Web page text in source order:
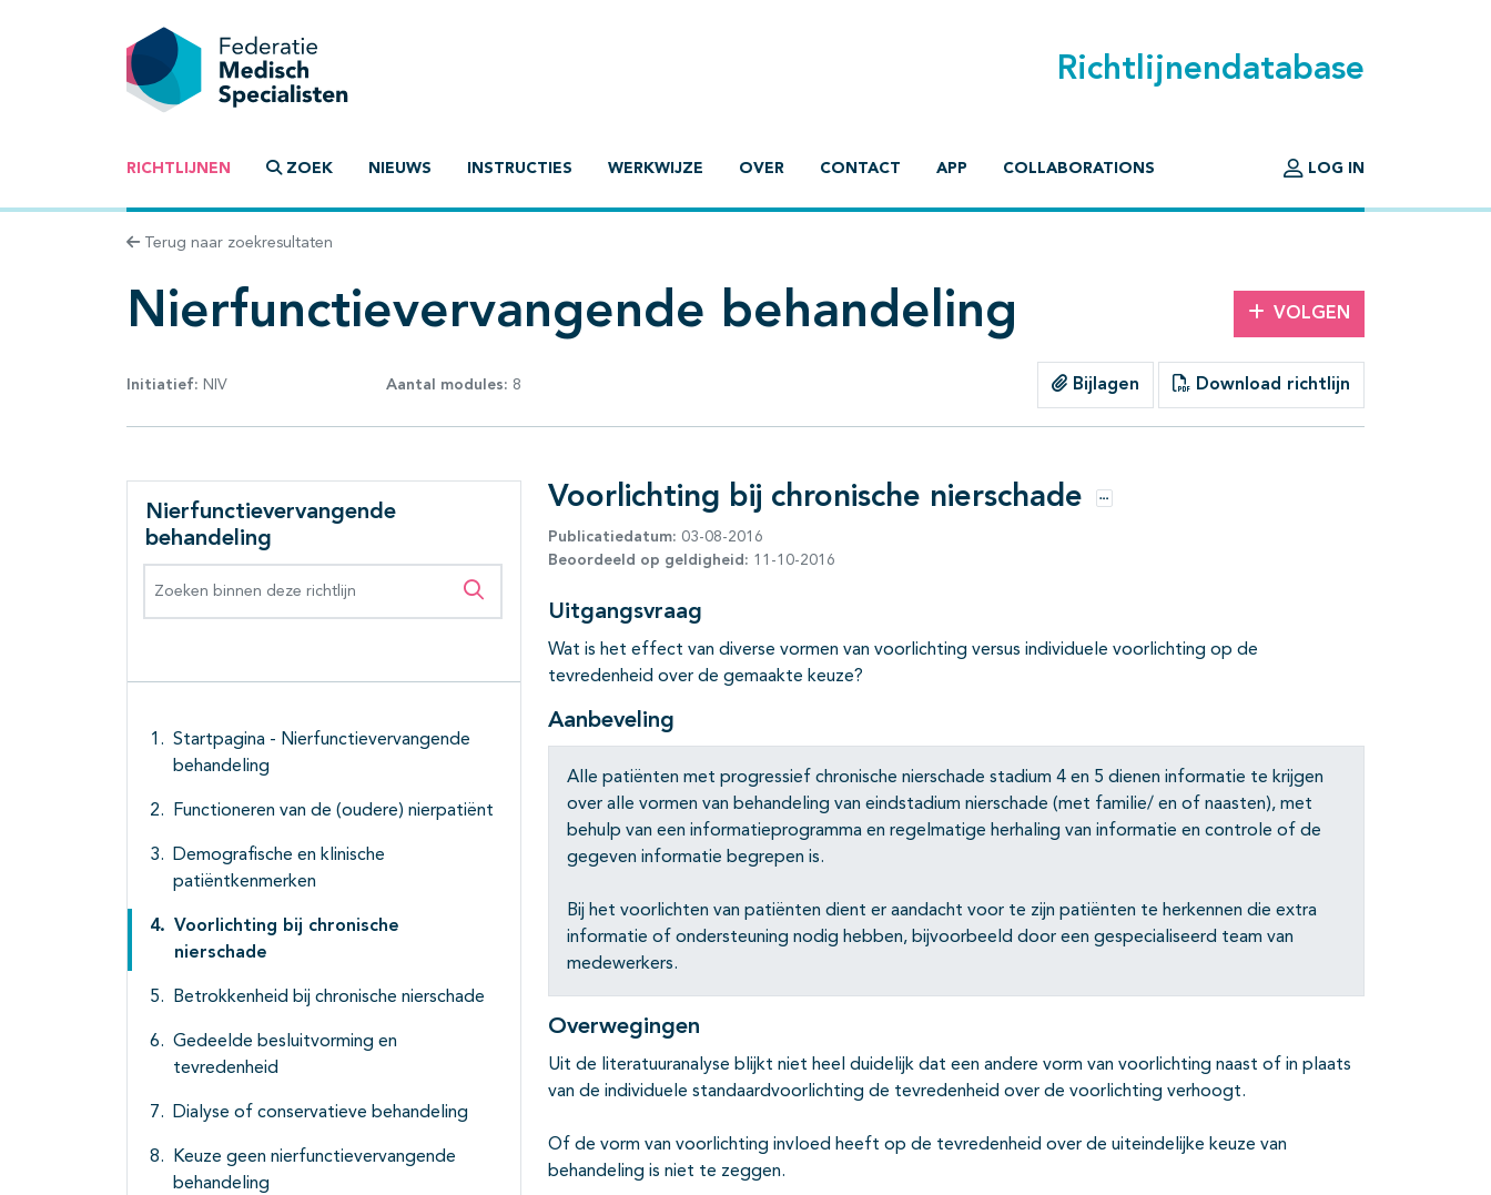
Richtlijnendatabase
RICHTLIJNEN ZOEK NIEUWS INSTRUCTIES WERKWIJZE OVER CONTACT APP COLLABORATIONS LOG IN
Terug naar zoekresultaten
Nierfunctievervangende behandeling VOLGEN
Initiatief: NIV Aantal modules: 8 Bijlagen Download richtlijn
Nierfunctievervangende
behandeling
Zoeken binnen deze richtlijn
Startpagina - Nierfunctievervangende
behandeling
Functioneren van de (oudere) nierpatiënt
Demografische en klinische
patiëntkenmerken
Voorlichting bij chronische
nierschade
Betrokkenheid bij chronische nierschade
Gedeelde besluitvorming en
tevredenheid
Dialyse of conservatieve behandeling
Keuze geen nierfunctievervangende
behandeling
Voorlichting bij chronische nierschade Opties
Publicatiedatum: 03-08-2016
Beoordeeld op geldigheid: 11-10-2016
Uitgangsvraag
Wat is het effect van diverse vormen van voorlichting versus individuele voorlichting op de
tevredenheid over de gemaakte keuze?
Aanbeveling
Alle patiënten met progressief chronische nierschade stadium 4 en 5 dienen informatie te krijgen
over alle vormen van behandeling van eindstadium nierschade (met familie/ en of naasten), met
behulp van een informatieprogramma en regelmatige herhaling van informatie en controle of de
gegeven informatie begrepen is.
Bij het voorlichten van patiënten dient er aandacht voor te zijn patiënten te herkennen die extra
informatie of ondersteuning nodig hebben, bijvoorbeeld door een gespecialiseerd team van
medewerkers.
Overwegingen
Uit de literatuuranalyse blijkt niet heel duidelijk dat een andere vorm van voorlichting naast of in plaats
van de individuele standaardvoorlichting de tevredenheid over de voorlichting verhoogt.
Of de vorm van voorlichting invloed heeft op de tevredenheid over de uiteindelijke keuze van
behandeling is niet te zeggen.